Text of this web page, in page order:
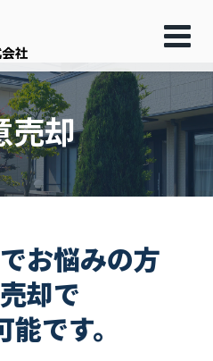
売却
お悩みの方
却で
です。